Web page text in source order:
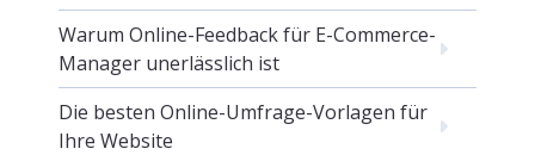
Warum Online-Feedback für E-Commerce-
Manager unerlässlich ist
Die besten Online-Umfrage-Vorlagen für
Ihre Website